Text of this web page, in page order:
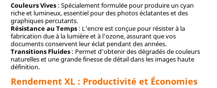
Couleurs Vives: Spécialement formulée pour produire un cyan
riche et lumineux, essentiel pour des photos éclatantes et des
graphiques percutants.
Résistance au Temps: L'encre est conçue pour résister à la
fabrication due à la lumière et à l'ozone, assurant que vos
documents conservent leur éclat pendant des années.
Transitions Fluides: Permet d'obtenir des dégradés de couleurs
naturelles et une grande finesse de détail dans les images haute
définition.
Rendement XL : Productivité et Économies